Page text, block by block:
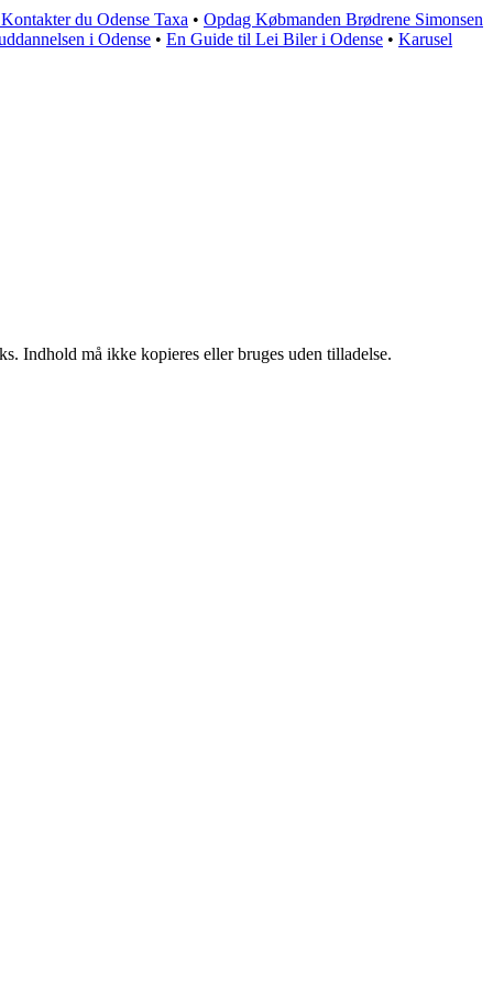
du Odense Taxa • Opdag Købmanden Brødrene Simonsen
i Odense • En Guide til Lei Biler i Odense • Karusel
Indhold må ikke kopieres eller bruges uden tilladelse.